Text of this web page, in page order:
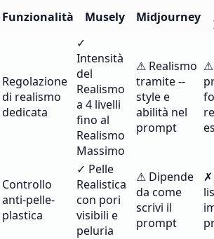
Funzionalità Musely Midjourney
Regolazione
di realismo
dedicata
✓
Intensità
del
Realismo
a 4 livelli
fino al
Realismo
Massimo
⚠ Realismo
tramite --
style e
abilità nel
prompt
⚠
Controllo
anti-pelle-
plastica
✓ Pelle
Realistica
con pori
visibili e
peluria
⚠ Dipende
da come
scrivi il
prompt
✗